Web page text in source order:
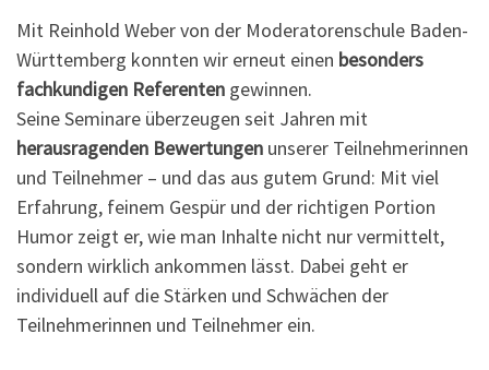
Mit Reinhold Weber von der Moderatorenschule Baden-
Württemberg konnten wir erneut einen besonders
fachkundigen Referenten gewinnen.
Seine Seminare überzeugen seit Jahren mit
herausragenden Bewertungen unserer Teilnehmerinnen
und Teilnehmer – und das aus gutem Grund: Mit viel
Erfahrung, feinem Gespür und der richtigen Portion
Humor zeigt er, wie man Inhalte nicht nur vermittelt,
sondern wirklich ankommen lässt. Dabei geht er
individuell auf die Stärken und Schwächen der
Teilnehmerinnen und Teilnehmer ein.